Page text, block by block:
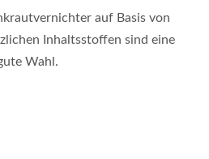
auf Basis von
Inhaltsstoffen sind eine
Wahl.